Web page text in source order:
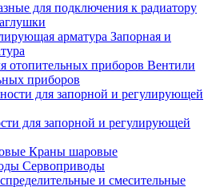
для подключения к радиатору
Запорная и
Вентили
приборов
для запорной и регулирующей
Краны шаровые
Сервоприводы